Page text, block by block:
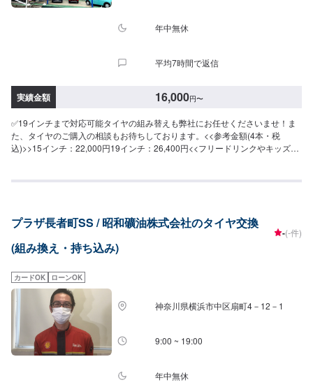
年中無休
平均7時間で返信
実績金額 16,000円〜
✅19インチまで対応可能タイヤの組み替えも弊社にお任せくださいませ！ま
た、タイヤのご購入の相談もお待ちしております。<<参考金額(4本・税
込)>>15インチ：22,000円19インチ：26,400円<<フリードリンクやキッズル
車検査員が5名、二級整備士が5名、車体整備士が1名と、多数の工員が在籍
プラザ長者町SS / 昭和礦油株式会社のタイヤ交換
(組み換え・持ち込み)
-(-件)
カードOK ローンOK
神奈川県横浜市中区扇町4－12－1
9:00 ~ 19:00
年中無休